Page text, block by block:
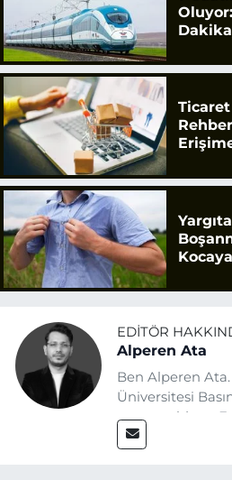
EDITÖR
Alperen Ata
Ben Alperen Ata.
Üniversitesi
mezun oldum.
Ajansı’nda